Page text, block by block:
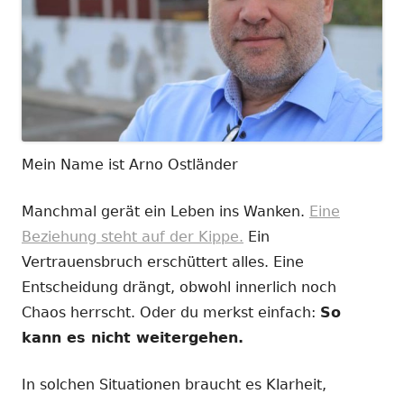
Mein Name ist Arno Ostländer
Manchmal gerät ein Leben ins Wanken. Eine
Beziehung steht auf der Kippe. Ein
Vertrauensbruch erschüttert alles. Eine
Entscheidung drängt, obwohl innerlich noch
Chaos herrscht. Oder du merkst einfach: So
kann es nicht weitergehen.
In solchen Situationen braucht es Klarheit,